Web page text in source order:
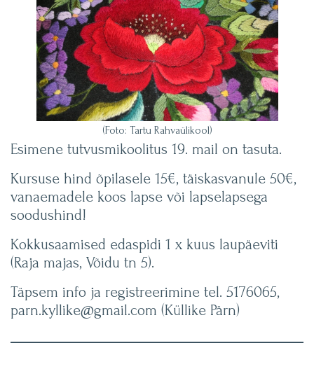
(Foto: Tartu Rahvaülikool)
Esimene tutvusmikoolitus 19. mail on tasuta.
Kursuse hind õpilasele 15€, täiskasvanule 50€,
vanaemadele koos lapse või lapselapsega
soodushind!
Kokkusaamised edaspidi 1 x kuus laupäeviti
(Raja majas, Võidu tn 5).
Täpsem info ja registreerimine tel. 5176065,
parn.kyllike@gmail.com (Küllike Pärn)